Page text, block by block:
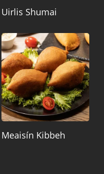
Uirlis Shumai
Meaisín Kibbeh